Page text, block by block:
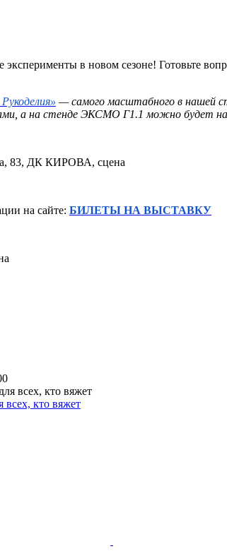
эксперименты в новом сезоне! Готовьте
— самого масштабного в нашей
а на стенде ЭКСМО Г1.1 можно будет
83, ДК КИРОВА, сцена
на сайте: БИЛЕТЫ НА ВЫСТАВКУ
кто вяжет